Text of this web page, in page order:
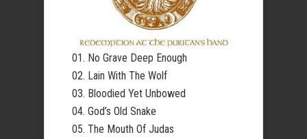
01. No Grave Deep Enough
02. Lain With The Wolf
03. Bloodied Yet Unbowed
04. God’s Old Snake
05. The Mouth Of Judas